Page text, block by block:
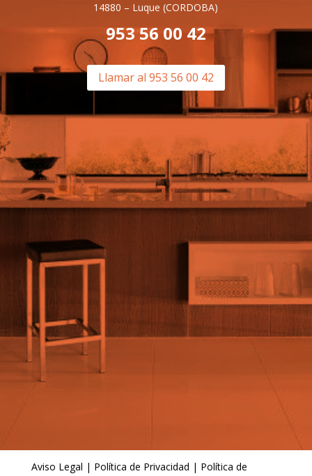
14880 – Luque (CORDOBA)
953 56 00 42
Llamar al 953 56 00 42
Aviso Legal | Política de Privacidad | Política de